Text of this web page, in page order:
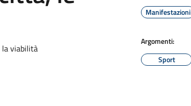
la viabilità
Manifestazioni
Argomenti:
Sport